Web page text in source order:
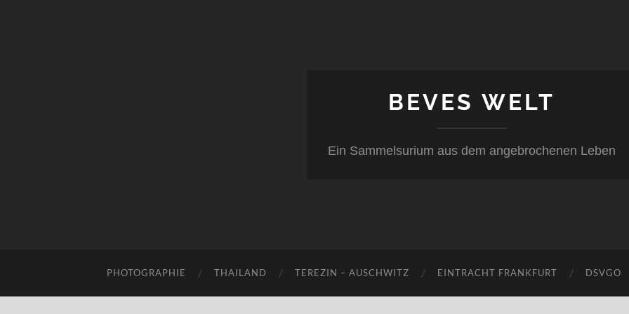
BEVES WELT
Ein Sammelsurium aus dem angebrochenen Leben
PHOTOGRAPHIE THAILAND TEREZIN – AUSCHWITZ EINTRACHT FRANKFURT DSVGO